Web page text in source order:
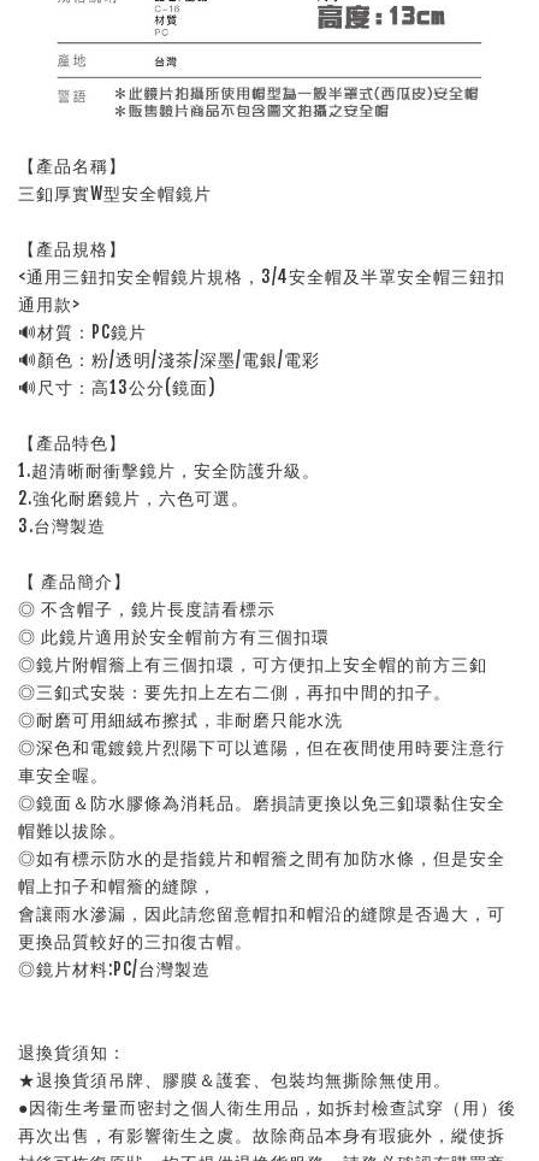
【產品名稱】
三釦厚實W型安全帽鏡片
【產品規格】
<通用三鈕扣安全帽鏡片規格，3/4安全帽及半罩安全帽三鈕扣
通用款>
🔊材質：PC鏡片
🔊顏色：粉/透明/淺茶/深墨/電銀/電彩
🔊尺寸：高13公分(鏡面)
【產品特色】
1.超清晰耐衝擊鏡片，安全防護升級。
2.強化耐磨鏡片，六色可選。
3.台灣製造
【 產品簡介】
◎ 不含帽子，鏡片長度請看標示
◎ 此鏡片適用於安全帽前方有三個扣環
◎鏡片附帽簷上有三個扣環，可方便扣上安全帽的前方三釦
◎三釦式安裝：要先扣上左右二側，再扣中間的扣子。
◎耐磨可用細絨布擦拭，非耐磨只能水洗
◎深色和電鍍鏡片烈陽下可以遮陽，但在夜間使用時要注意行
車安全喔。
◎鏡面＆防水膠條為消耗品。磨損請更換以免三釦環黏住安全
帽難以拔除。
◎如有標示防水的是指鏡片和帽簷之間有加防水條，但是安全
帽上扣子和帽簷的縫隙，
會讓雨水滲漏，因此請您留意帽扣和帽沿的縫隙是否過大，可
更換品質較好的三扣復古帽。
◎鏡片材料:PC/台灣製造
退換貨須知：
★退換貨須吊牌、膠膜＆護套、包裝均無撕除無使用。
●因衛生考量而密封之個人衛生用品，如拆封檢查試穿（用）後
再次出售，有影響衛生之虞。故除商品本身有瑕疵外，縱使拆